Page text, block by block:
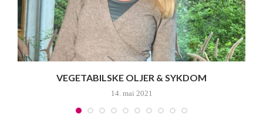
VEGETABILSKE OLJER & SYKDOM
14. mai 2021